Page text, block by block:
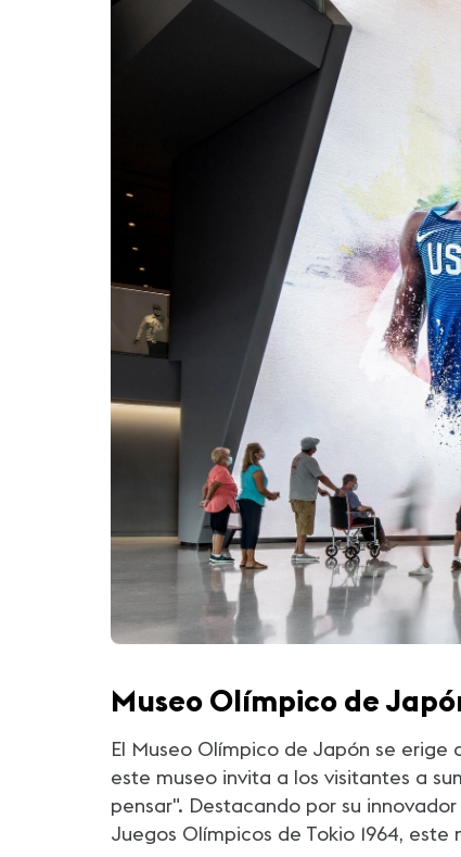
Museo Olímpico de
El Museo Olímpico de Japón se
este museo invita a los visitantes a
pensar". Destacando por su
Juegos Olímpicos de Tokio 1964,